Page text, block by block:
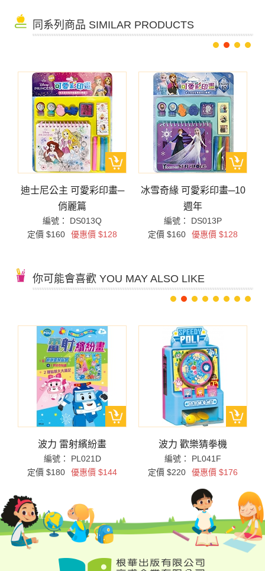
同系列商品 SIMILAR PRODUCTS
迪士尼公主 可愛彩印畫─
俏麗篇
編號： DS013Q
定價 $160
優惠價 $128
冰雪奇緣 可愛彩印畫─10
週年
編號： DS013P
定價 $160
優惠價 $128
你可能會喜歡 YOU MAY ALSO LIKE
波力 雷射繽紛畫
編號： PL021D
定價 $180
優惠價 $144
波力 歡樂猜拳機
編號： PL041F
定價 $220
優惠價 $176